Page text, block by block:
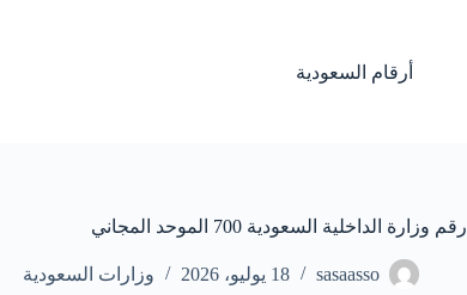
المحتوى
أرقام السعودية
رقم وزارة الداخلية السعودية 700 الموحد المجاني
sasaasso 18 يوليو، 2026 وزارات السعودية